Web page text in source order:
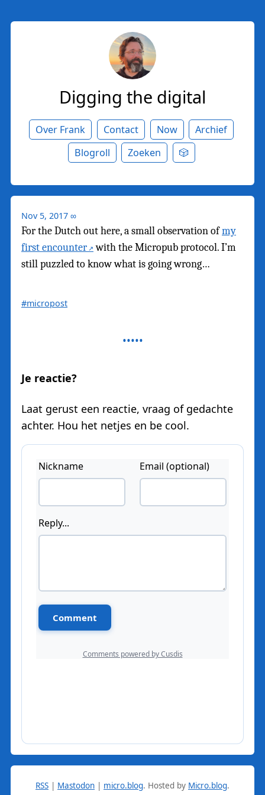
Digging the digital
Over Frank Contact Now
Archief
Blogroll
Zoeken 🎲
Nov 5, 2017 ∞
For the Dutch out here, a small observation ofmy
first encounter
with the Micropub protocol. I’m
still puzzled to know what is going wrong…
#micropost
Je reactie?
Laat gerust een reactie, vraag of gedachte
achter. Hou het netjes en be cool.
RSS | Mastodon | micro.blog. Hosted by Micro.blog.